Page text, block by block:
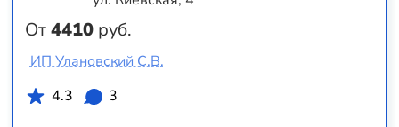
От4410 руб.
ИП Улановский С.В.
4.3
3